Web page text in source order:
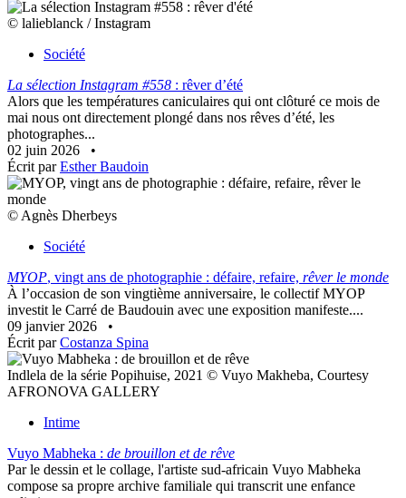
© lalieblanck / Instagram
Société
La sélection Instagram #558 : rêver d’été
Alors que les températures caniculaires qui ont clôturé ce mois de
mai nous ont directement plongé dans nos rêves d’été, les
photographes...
02 juin 2026
•
Écrit parEsther Baudoin
© Agnès Dherbeys
Société
MYOP, vingt ans de photographie : défaire, refaire, rêver le monde
À l’occasion de son vingtième anniversaire, le collectif MYOP
investit le Carré de Baudouin avec une exposition manifeste....
09 janvier 2026
•
Écrit parCostanza Spina
Indlela de la série Popihuise, 2021 © Vuyo Makheba, Courtesy
AFRONOVA GALLERY
Intime
Vuyo Mabheka : de brouillon et de rêve
Par le dessin et le collage, l'artiste sud-africain Vuyo Mabheka
compose sa propre archive familiale qui transcrit une enfance